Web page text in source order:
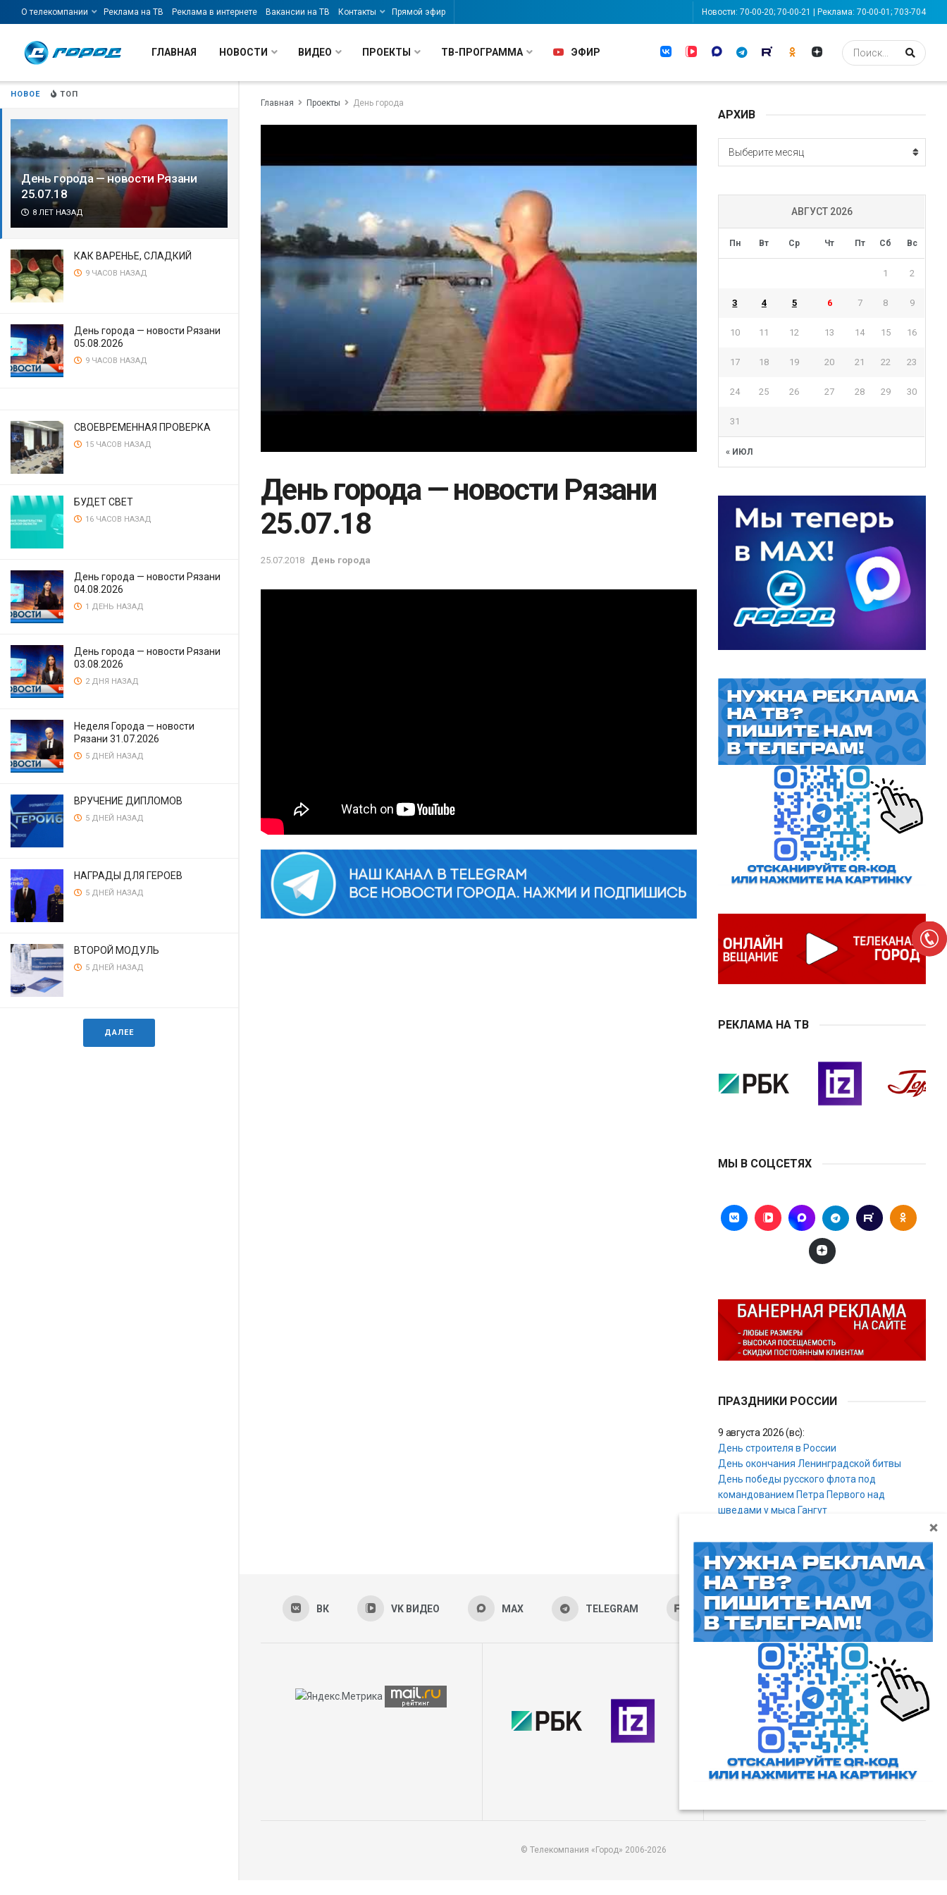
НОВОЕ ТОП
День города — новости Рязани
25.07.18
8 ЛЕТ НАЗАД
КАК ВАРЕНЬЕ, СЛАДКИЙ
9 ЧАСОВ НАЗАД
День города — новости Рязани
05.08.2026
9 ЧАСОВ НАЗАД
СВОЕВРЕМЕННАЯ ПРОВЕРКА
15 ЧАСОВ НАЗАД
БУДЕТ СВЕТ
16 ЧАСОВ НАЗАД
День города — новости Рязани
04.08.2026
1 ДЕНЬ НАЗАД
День города — новости Рязани
03.08.2026
2 ДНЯ НАЗАД
Неделя Города — новости
Рязани 31.07.2026
5 ДНЕЙ НАЗАД
ВРУЧЕНИЕ ДИПЛОМОВ
5 ДНЕЙ НАЗАД
НАГРАДЫ ДЛЯ ГЕРОЕВ
5 ДНЕЙ НАЗАД
ВТОРОЙ МОДУЛЬ
5 ДНЕЙ НАЗАД
ДАЛЕЕ
О телекомпании Реклама на ТВ Реклама в интернете Вакансии на ТВ Контакты Прямой эфир Новости: 70-00-20; 70-00-21 | Реклама: 70-00-01; 703-704
ГЛАВНАЯ НОВОСТИ ВИДЕО ПРОЕКТЫ ТВ-ПРОГРАММА ЭФИР
Главная Проекты День города
День города — новости Рязани
25.07.18
25.07.2018 День города
АРХИВ
АРХИВ
Выберите месяц
АВГУСТ 2026
Пн Вт Ср Чт Пт Сб Вс
« ИЮЛ
1 2
3 4 5 6 7 8 9
10 11 12 13 14 15 16
17 18 19 20 21 22 23
24 25 26 27 28 29 30
31
РЕКЛАМА НА ТВ
МЫ В СОЦСЕТЯХ
ПРАЗДНИКИ РОССИИ
9 августа 2026 (вс):
День строителя в России
День окончания Ленинградской битвы
День победы русского флота под
командованием Петра Первого над
шведами у мыса Гангут
ВК VK ВИДЕО MAX TELEGRAM RUTUBE ОК ДЗЕН
Пользовательское соглашение
Все права защищены. Любое
использование материалов
допускается только с согласия
редакции, а также с ссылкой на
сайт.
© Телекомпания «Город» 2006-2026